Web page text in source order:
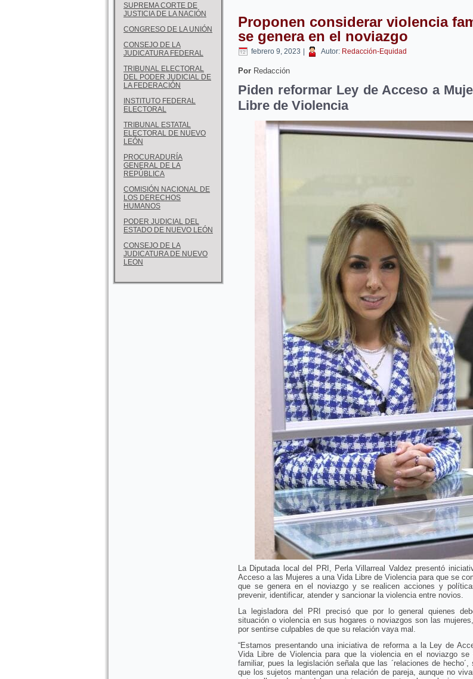
SUPREMA CORTE DE
JUSTICIA DE LA NACIÓN
CONGRESO DE LA UNIÓN
CONSEJO DE LA
JUDICATURA FEDERAL
TRIBUNAL ELECTORAL
DEL PODER JUDICIAL DE
LA FEDERACIÓN
INSTITUTO FEDERAL
ELECTORAL
TRIBUNAL ESTATAL
ELECTORAL DE NUEVO
LEÓN
PROCURADURÍA
GENERAL DE LA
REPÚBLICA
COMISIÓN NACIONAL DE
LOS DERECHOS
HUMANOS
PODER JUDICIAL DEL
ESTADO DE NUEVO LEÓN
CONSEJO DE LA
JUDICATURA DE NUEVO
LEON
Proponen considerar violencia
se genera en el noviazgo
febrero 9, 2023 Autor: Redacción-Equidad
Por Redacción
Piden reformar Ley de Acceso a
Libre de Violencia
La Diputada local del PRI, Perla Villarreal Valdez presentó
Acceso a las Mujeres a una Vida Libre de Violencia para que se
que se genera en el noviazgo y se realicen acciones y
prevenir, identificar, atender y sancionar la violencia entre novios.
La legisladora del PRI precisó que por lo general quienes
situación o violencia en sus hogares o noviazgos son las
por sentirse culpables de que su relación vaya mal.
“Estamos presentando una iniciativa de reforma a la Ley de
Vida Libre de Violencia para que la violencia en el noviazgo se
familiar, pues la legislación señala que las ´relaciones de
que los sujetos mantengan una relación de pareja, aunque no